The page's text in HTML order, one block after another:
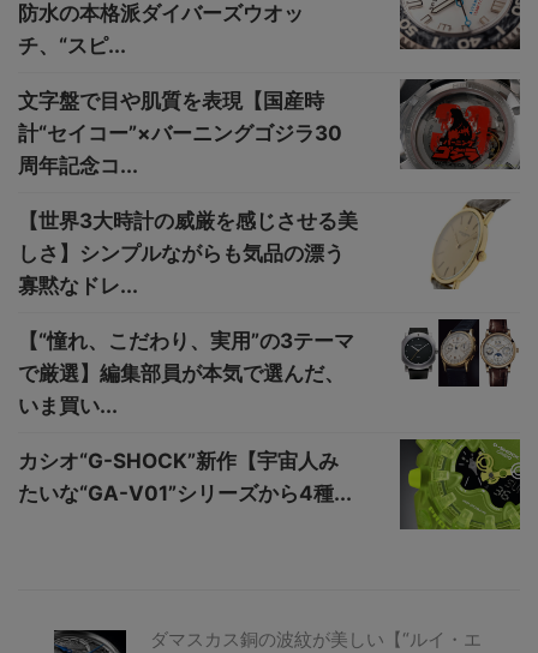
防水の本格派ダイバーズウオッ
チ、“スピ...
文字盤で目や肌質を表現【国産時
計“セイコー”×バーニングゴジラ30
周年記念コ...
【世界3大時計の威厳を感じさせる美
しさ】シンプルながらも気品の漂う
寡黙なドレ...
【“憧れ、こだわり、実用”の3テーマ
で厳選】編集部員が本気で選んだ、
いま買い...
カシオ“G-SHOCK”新作【宇宙人み
たいな“GA-V01”シリーズから4種...
ダマスカス銅の波紋が美しい【“ルイ・エ